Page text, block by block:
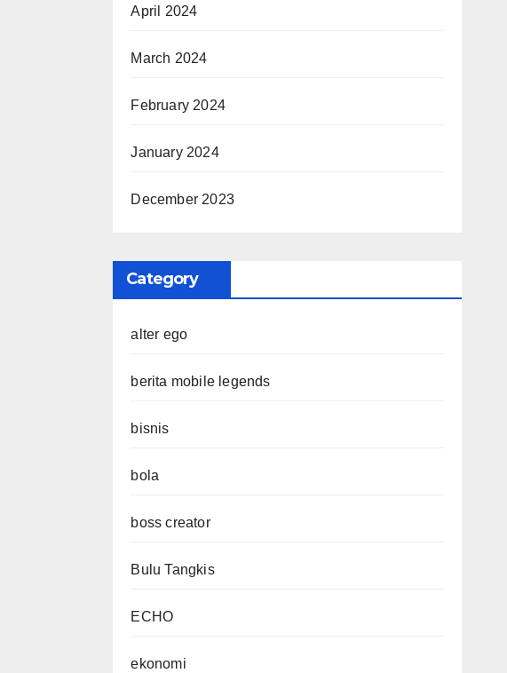
April 2024
March 2024
February 2024
January 2024
December 2023
Category
alter ego
berita mobile legends
bisnis
bola
boss creator
Bulu Tangkis
ECHO
ekonomi